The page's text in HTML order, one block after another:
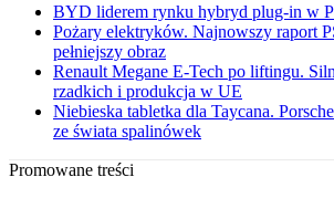
BYD liderem rynku hybryd plug-in w
Pożary elektryków. Najnowszy raport
pełniejszy obraz
Renault Megane E-Tech po liftingu.
rzadkich i produkcja w UE
Niebieska tabletka dla Taycana.
ze świata spalinówek
Promowane treści